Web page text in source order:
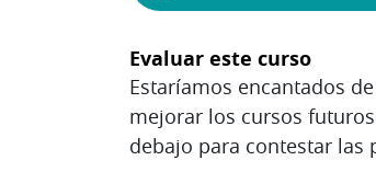
Evaluar este curso
Estaríamos encantados
mejorar los cursos
debajo para contestar las